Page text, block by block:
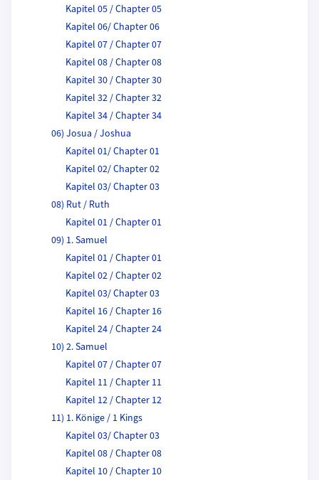
Kapitel 05 / Chapter 05
Kapitel 06/ Chapter 06
Kapitel 07 / Chapter 07
Kapitel 08 / Chapter 08
Kapitel 30 / Chapter 30
Kapitel 32 / Chapter 32
Kapitel 34 / Chapter 34
06) Josua / Joshua
Kapitel 01/ Chapter 01
Kapitel 02/ Chapter 02
Kapitel 03/ Chapter 03
08) Rut / Ruth
Kapitel 01 / Chapter 01
09) 1. Samuel
Kapitel 01 / Chapter 01
Kapitel 02 / Chapter 02
Kapitel 03/ Chapter 03
Kapitel 16 / Chapter 16
Kapitel 24 / Chapter 24
10) 2. Samuel
Kapitel 07 / Chapter 07
Kapitel 11 / Chapter 11
Kapitel 12 / Chapter 12
11) 1. Könige / 1 Kings
Kapitel 03/ Chapter 03
Kapitel 08 / Chapter 08
Kapitel 10 / Chapter 10